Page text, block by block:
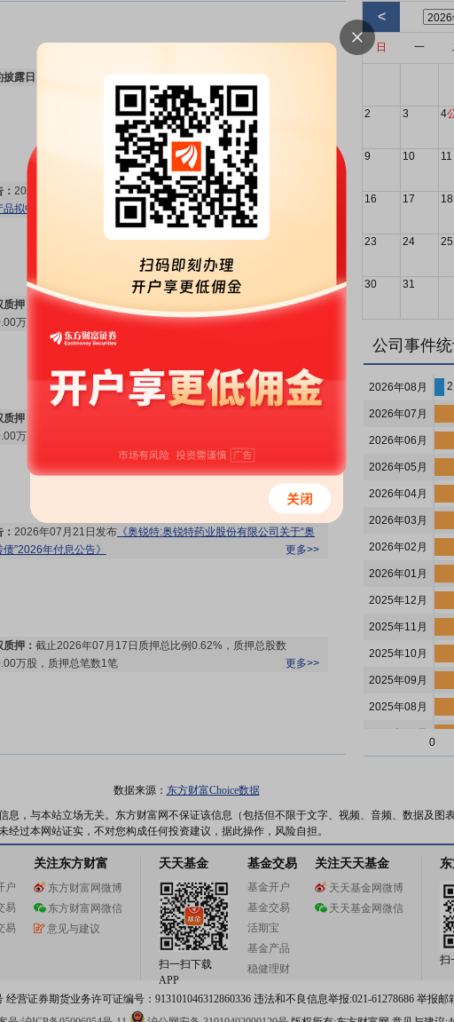
露日： 2026年半年报预约2026年08月29日披露
2026年08月04日发布《奥锐特:奥锐特药业股份有限公司关于公
品拟中选第十二批全国药品集中采购的公告》
押：
截止2026年07月31日质押总比例0.62%，质押总股数
万股，质押总笔数1笔
押：
万股，质押总笔数1笔
2026年07月21日发布 《奥锐特:奥锐特药业股份有限公司关于“奥
债”2026年付息公告》
更多>>
质押： 截止2026年07月17日质押总比例0.62%，质押总股数
万股，质押总笔数1笔
更多>>
2026年07月14日发布
《奥锐特:奥锐特药业股份有限公司关于通
品GMP符合性检查的公告》
更多>>
截止2026年07月10日质押总比例0.62%，质押总股数
万股，质押总笔数1笔
更多>>
<
日 一
2 3 4
9 10 11
16 17 18
23 24 25
30 31
公司事件
2026年08月 2
2026年07月
2026年06月
2026年05月
2026年04月
2026年03月
2026年02月
2026年01月
2025年12月
2025年11月
2025年10月
2025年09月
2025年08月
2025年06月
2025年04月
2025年02月
2025年01月
2024年09月
0
数据来源： 东方财富Choice数据
息，与本站立场无关。东方财富网不保证该信息（包括但不限于文字、视频、音频、数据及图
过本网站证实，不对您构成任何投资建议，据此操作，风险自担。
户
易
易
关注东方财富
东方财富网微博
东方财富网微信
意见与建议
天天基金
扫一扫下载
APP
基金交易
基金开户
基金交易
活期宝
基金产品
稳健理财
关注天天基金
天天基金网微博
天天基金网微信
扫
营证券期货业务许可证编号：913101046312860336 违法和不良信息举报:021-61278686 举报邮